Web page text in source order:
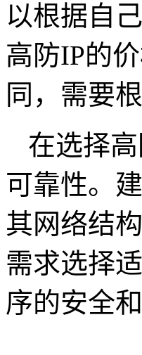
以根据自
高防IP的
同，需要
在选择
可靠性。
其网络结
需求选择
序的安全和